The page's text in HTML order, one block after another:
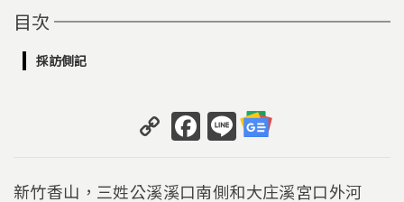
目次
採訪側記
C
o
p
F
a
c
Li
n
e
新竹香山，三姓公溪溪口南側和大庄溪宮口外河